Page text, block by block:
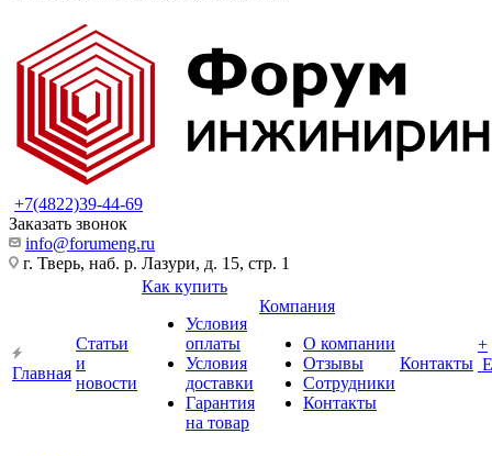
+7(4822)39-44-69
Заказать звонок
info@forumeng.ru
г. Тверь, наб. р. Лазури, д. 15, стр. 1
Главная
Статьи
и
новости
Как купить
Условия
оплаты
Условия
доставки
Гарантия
на товар
Компания
О компании
Отзывы
Сотрудники
Контакты
Контакты
+